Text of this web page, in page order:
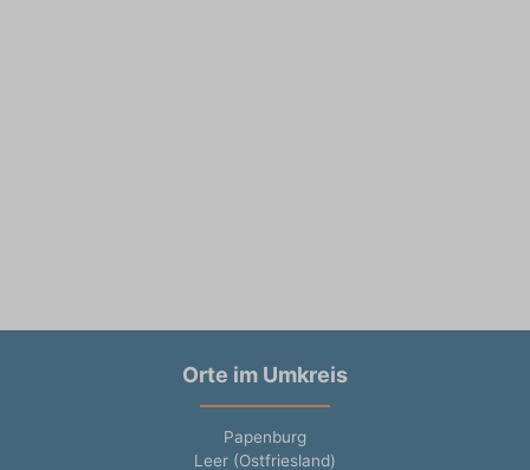
Orte im Umkreis
Papenburg
Leer (Ostfriesland)